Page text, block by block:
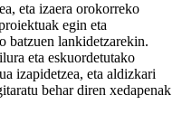
eta izaera orokorreko
egin eta
batzuen lankidetzarekin.
eta eskuordetutako
izapidetzea, eta aldizkari
behar diren xedapenak